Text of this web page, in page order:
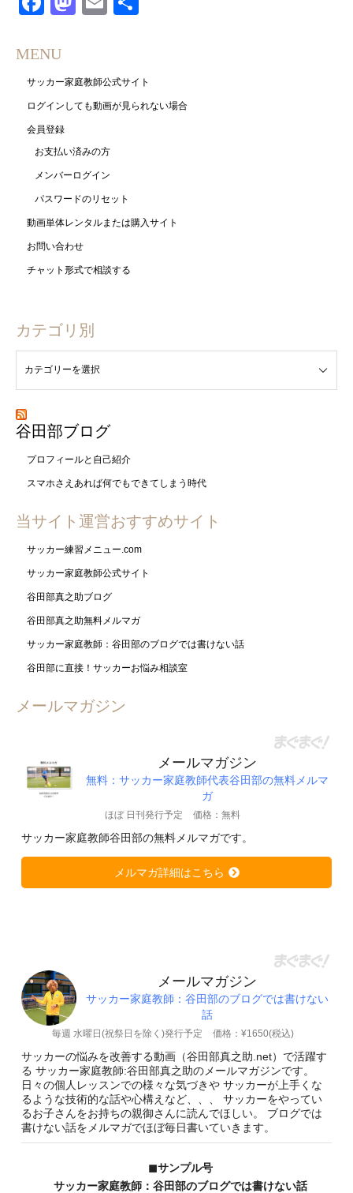
MENU
サッカー家庭教師公式サイト
ログインしても動画が見られない場合
会員登録
お支払い済みの方
メンバーログイン
パスワードのリセット
動画単体レンタルまたは購入サイト
お問い合わせ
チャット形式で相談する
カテゴリ別
谷田部ブログ
プロフィールと自己紹介
スマホさえあれば何でもできてしまう時代
当サイト運営おすすめサイト
サッカー練習メニュー.com
サッカー家庭教師公式サイト
谷田部真之助ブログ
谷田部真之助無料メルマガ
サッカー家庭教師：谷田部のブログでは書けない話
谷田部に直接！サッカーお悩み相談室
メールマガジン
メールマガジン
無料：サッカー家庭教師代表谷田部の無料メルマ
ガ
ほぼ 日刊発行予定 価格：無料
サッカー家庭教師谷田部の無料メルマガです。
メルマガ詳細はこちら
メールマガジン
サッカー家庭教師：谷田部のブログでは書けない
話
毎週 水曜日(祝祭日を除く)発行予定 価格：¥1650(税込)
サッカーの悩みを改善する動画（谷田部真之助.net）で活躍す
る サッカー家庭教師:谷田部真之助のメールマガジンです。
日々の個人レッスンでの様々な気づきや サッカーが上手くな
るような技術的な話や心構えなど、、、 サッカーをやってい
るお子さんをお持ちの親御さんに読んでほしい。 ブログでは
書けない話をメルマガでほぼ毎日書いていきます。
◼︎サンプル号
サッカー家庭教師：谷田部のブログでは書けない話